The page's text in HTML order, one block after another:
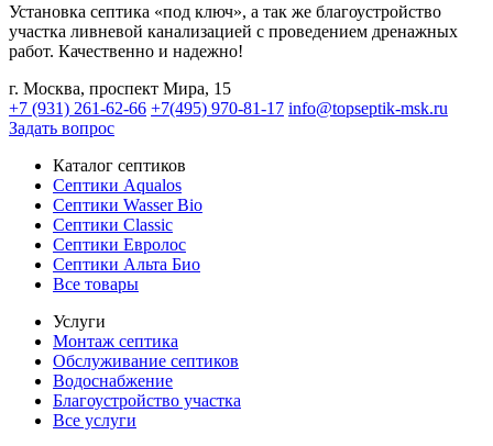
Установка септика «под ключ», а так же благоустройство
участка ливневой канализацией с проведением дренажных
работ. Качественно и надежно!
г. Москва, проспект Мира, 15
+7 (931) 261-62-66 +7(495) 970-81-17 info@topseptik-msk.ru
Задать вопрос
Каталог септиков
Септики Aqualos
Септики Wasser Bio
Септики Classic
Септики Евролос
Септики Альта Био
Все товары
Услуги
Монтаж септика
Обслуживание септиков
Водоснабжение
Благоустройство участка
Все услуги